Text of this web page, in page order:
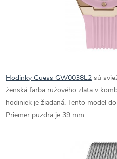
Hodinky Guess GW0038L2 sú
ženská farba ružového zlata v
hodiniek je žiadaná. Tento model
Priemer puzdra je 39 mm.